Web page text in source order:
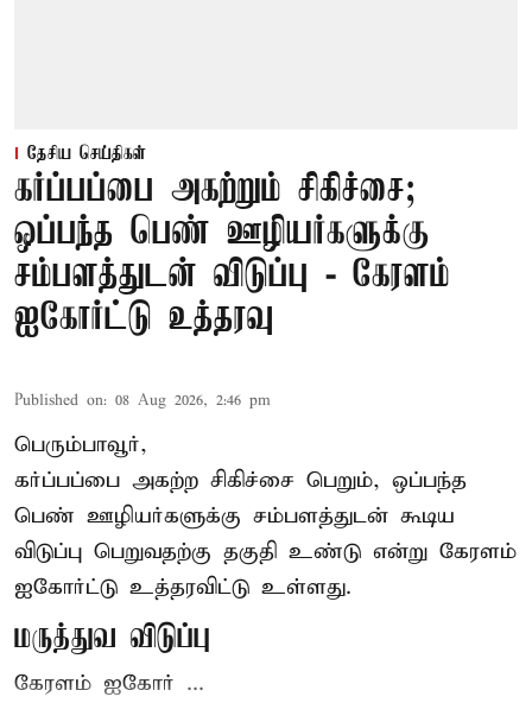
தேசிய செய்திகள்
கர்ப்பப்பை அகற்றும் சிகிச்சை;
ஒப்பந்த பெண் ஊழியர்களுக்கு
சம்பளத்துடன் விடுப்பு - கேரளம்
ஐகோர்ட்டு உத்தரவு
Published on: 08 Aug 2026, 2:46 pm
பெரும்பாவூர்,
கர்ப்பப்பை அகற்ற சிகிச்சை பெறும், ஒப்பந்த
பெண் ஊழியர்களுக்கு சம்பளத்துடன் கூடிய
விடுப்பு பெறுவதற்கு தகுதி உண்டு என்று கேரளம்
ஐகோர்ட்டு உத்தரவிட்டு உள்ளது.
மருத்துவ விடுப்பு
கேரளம் ஐகோர் ...